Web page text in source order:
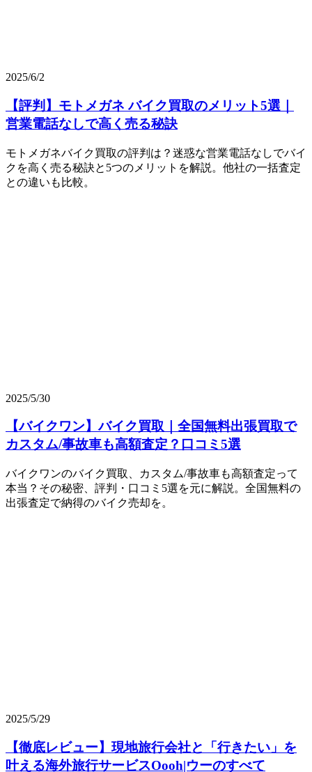
2025/6/2
【評判】モトメガネ バイク買取のメリット5選｜
営業電話なしで高く売る秘訣
モトメガネバイク買取の評判は？迷惑な営業電話なしでバイ
クを高く売る秘訣と5つのメリットを解説。他社の一括査定
との違いも比較。
2025/5/30
【バイクワン】バイク買取｜全国無料出張買取で
カスタム/事故車も高額査定？口コミ5選
バイクワンのバイク買取、カスタム/事故車も高額査定って
本当？その秘密、評判・口コミ5選を元に解説。全国無料の
出張査定で納得のバイク売却を。
2025/5/29
【徹底レビュー】現地旅行会社と「行きたい」を
叶える海外旅行サービスOooh|ウーのすべて